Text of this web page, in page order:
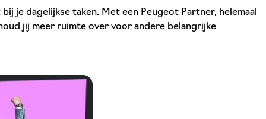
je dagelijkse taken. Met een Peugeot Partner, helemaal
jij meer ruimte over voor andere belangrijke